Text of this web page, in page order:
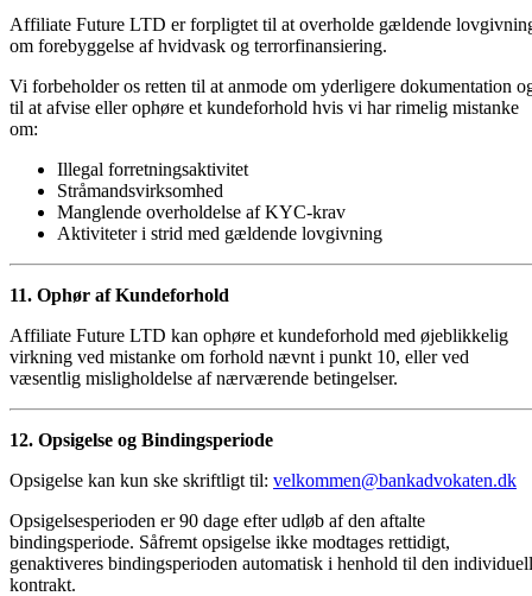
Affiliate Future LTD er forpligtet til at overholde gældende
om forebyggelse af hvidvask og terrorfinansiering.
Vi forbeholder os retten til at anmode om yderligere dokumentation
til at afvise eller ophøre et kundeforhold hvis vi har rimelig mistanke
om:
Illegal forretningsaktivitet
Stråmandsvirksomhed
Manglende overholdelse af KYC-krav
Aktiviteter i strid med gældende lovgivning
11. Ophør af Kundeforhold
Affiliate Future LTD kan ophøre et kundeforhold med øjeblikkelig
virkning ved mistanke om forhold nævnt i punkt 10, eller ved
væsentlig misligholdelse af nærværende betingelser.
12. Opsigelse og Bindingsperiode
Opsigelse kan kun ske skriftligt til: velkommen@bankadvokaten.dk
Opsigelsesperioden er 90 dage efter udløb af den aftalte
bindingsperiode. Såfremt opsigelse ikke modtages rettidigt,
genaktiveres bindingsperioden automatisk i henhold til den
kontrakt.